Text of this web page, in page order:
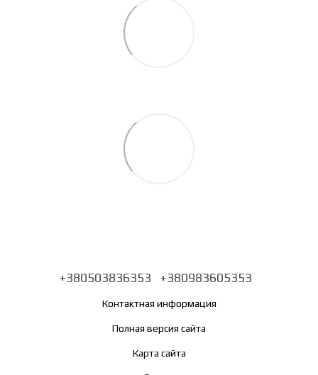
+380503836353 +380983605353
Контактная информация
Полная версия сайта
Карта сайта